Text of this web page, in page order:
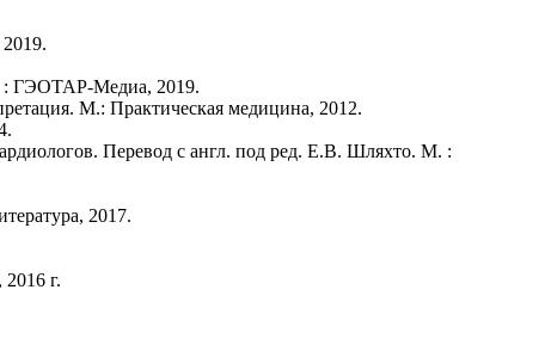
: ГЭОТАР-Медиа, 2019.
М.: Практическая медицина, 2012.
Перевод с англ. под ред. Е.В. Шляхто. М. :
2017.
г.